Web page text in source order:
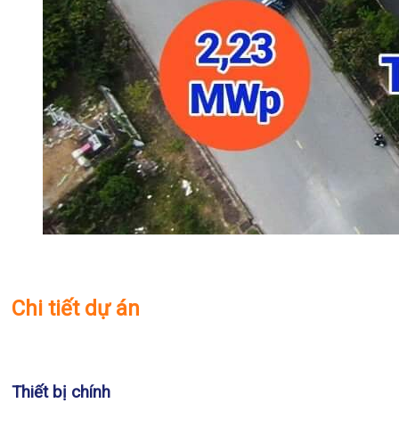
Chi tiết dự án
Thiết bị chính